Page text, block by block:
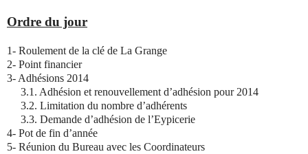
Ordre du jour
1- Roulement de la clé de La Grange
2- Point financier
3- Adhésions 2014
3.1. Adhésion et renouvellement d’adhésion pour 2014
3.2. Limitation du nombre d’adhérents
3.3. Demande d’adhésion de l’Eypicerie
4- Pot de fin d’année
5- Réunion du Bureau avec les Coordinateurs